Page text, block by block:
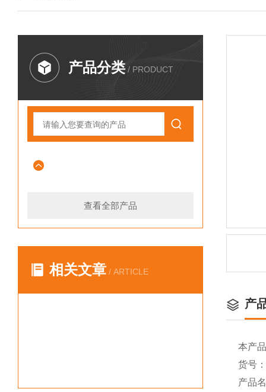
产品分类 / PRODUCT
查看全部产品
相关文章 / ARTICLE
产
本产
货号
产品